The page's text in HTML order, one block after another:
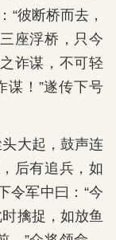
“彼断桥而去，
座浮桥，只今
诈谋，不可轻
谋！”遂传下号
大起，鼓声连
后有追兵，如
令军中曰：“今
擒捉，如放鱼